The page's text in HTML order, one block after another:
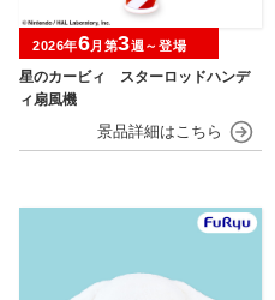
星のカービィ スターロッドハンデ
ィ扇風機
2026年6月第3週～登場